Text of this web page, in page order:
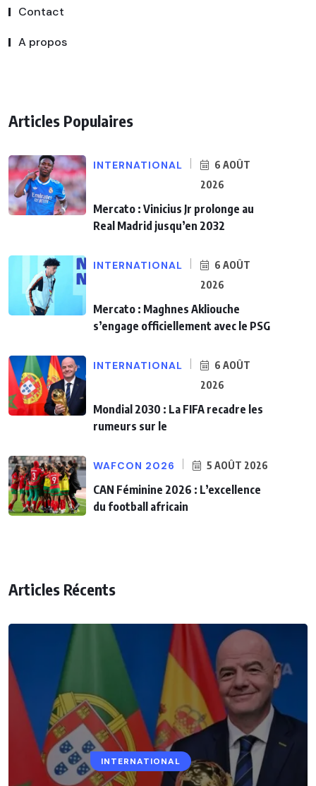
Contact
A propos
Articles Populaires
INTERNATIONAL
6 AOÛT
2026
Mercato : Vinicius Jr prolonge au
Real Madrid jusqu’en 2032
INTERNATIONAL
6 AOÛT
2026
Mercato : Maghnes Akliouche
s’engage officiellement avec le PSG
INTERNATIONAL
6 AOÛT
2026
Mondial 2030 : La FIFA recadre les
rumeurs sur le
WAFCON 2026 5 AOÛT 2026
CAN Féminine 2026 : L’excellence
du football africain
Articles Récents
INTERNATIONAL